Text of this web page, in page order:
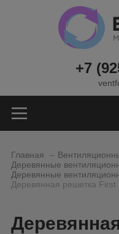
+7
Главная
Деревянные
Деревянные
Деревянная решетка